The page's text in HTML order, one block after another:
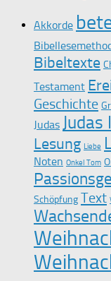
Akkorde
Bibeltexte
Testament
Geschichte
Judas
Lesung Liebe
Noten Onkel Tom
Schöpfung Text